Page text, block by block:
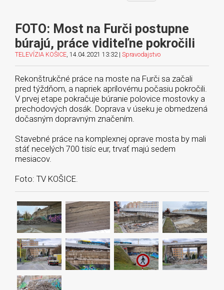
FOTO: Most na Furči postupne
búrajú, práce viditeľne pokročili
TELEVÍZIA KOŠICE , 14.04.2021 13:32 | Spravodajstvo
Rekonštrukčné práce na moste na Furči sa začali
pred týždňom, a napriek aprílovému počasiu pokročili.
V prvej etape pokračuje búranie polovice mostovky a
prechodových dosák. Doprava v úseku je obmedzená
dočasným dopravným značením.
Stavebné práce na komplexnej oprave mosta by mali
stáť necelých 700 tisíc eur, trvať majú sedem
mesiacov.
Foto: TV KOŠICE.